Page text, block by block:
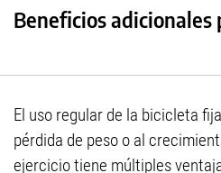
Beneficios adicionales
El uso regular de la bicicleta
pérdida de peso o al
ejercicio tiene múltiples